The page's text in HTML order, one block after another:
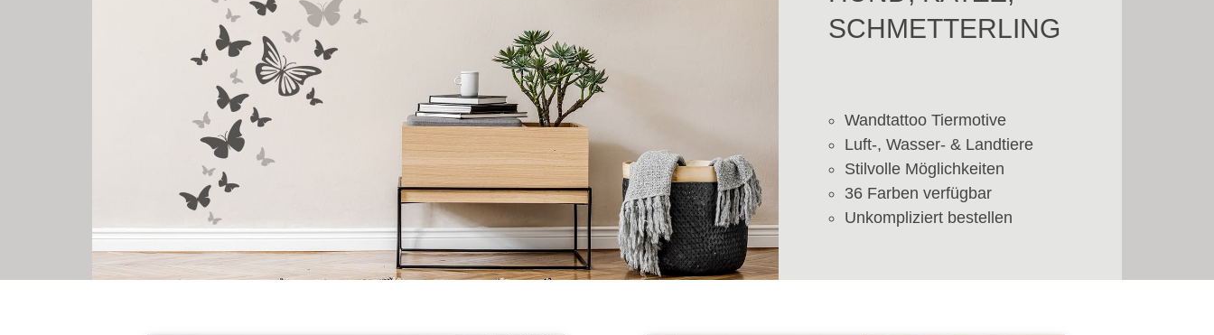
SCHMETTERLING
Wandtattoo Tiermotive
Luft-, Wasser- & Landtiere
Stilvolle Möglichkeiten
36 Farben verfügbar
Unkompliziert bestellen